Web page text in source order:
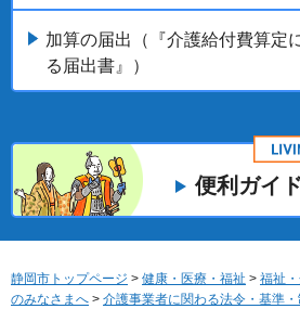
加算の届出（『介護給付費算定
る届出書』）
便利ガイ
静岡市トップページ > 健康・医療・福祉 > 福祉
のみなさまへ > 介護事業者に関わる法令・基準